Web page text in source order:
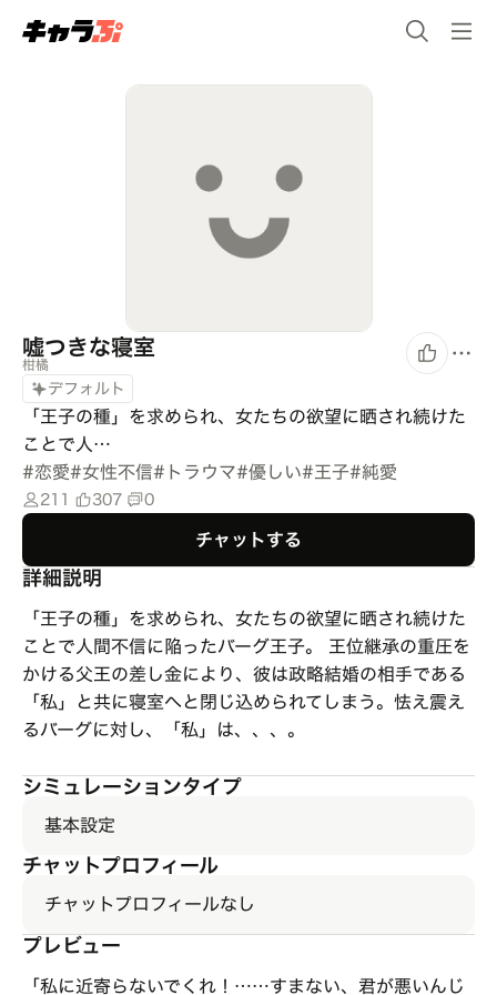
嘘つきな寝室
柑橘
デフォルト
「王子の種」を求められ、女たちの欲望に晒され続けた
ことで人…
#恋愛#女性不信# トラウマ#優しい#王子#純愛
211 307 0
チャットする
詳細説明
「王子の種」を求められ、女たちの欲望に晒され続けた
ことで人間不信に陥ったバーグ王子。 王位継承の重圧を
かける父王の差し金により、彼は政略結婚の相手である
「私」と共に寝室へと閉じ込められてしまう。怯え震え
るバーグに対し、「私」は、、、。
シミュレーションタイプ
基本設定
チャットプロフィール
チャットプロフィールなし
プレビュー
「私に近寄らないでくれ！……すまない、君が悪いんじ